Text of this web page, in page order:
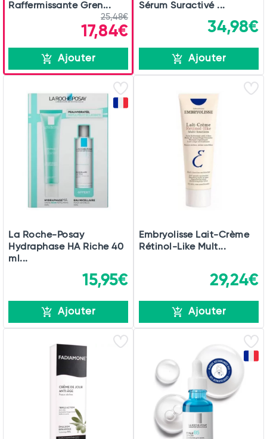
Total
Raffermissante Gren...
25,48€
17,84€
Ajouter
Sérum Suractivé ...
34,98€
Ajouter
La Roche-Posay
Hydraphase HA Riche 40
ml...
15,95€
Ajouter
Embryolisse Lait-Crème
Rétinol-Like Mult...
29,24€
Ajouter